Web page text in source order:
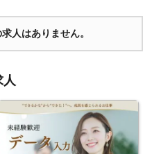
人はありません。